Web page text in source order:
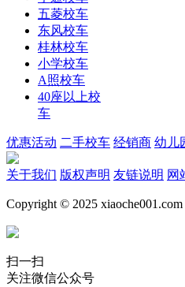
五菱校车
东风校车
桂林校车
小学校车
A照校车
40座以上校
车
优惠活动 二手校车 经销商 幼儿
关于我们 版权声明 友链说明 网
Copyright © 2025
扫一扫
关注微信公众号